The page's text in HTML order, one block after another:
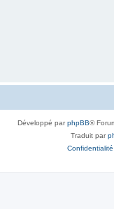
Développé parphpBB®
Traduit par
Confidentialité